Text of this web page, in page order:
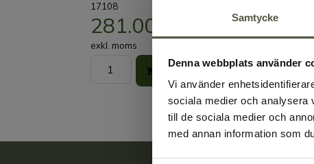
Samtycke
Denna webbplats använder
Vi använder
sociala medier och analysera
till de sociala medier och
med annan information som
17108
281.00kr
exkl. moms
Köp